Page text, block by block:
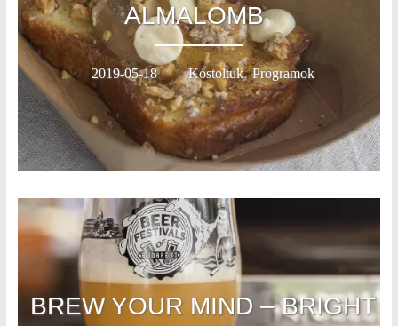
ALMALOMB
2019-05-18 Kóstoltuk,Programok
BREW YOUR MIND – BRIGHT